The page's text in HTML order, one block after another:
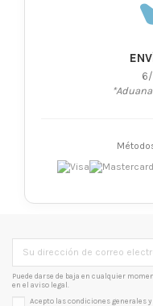
Puede darse de baja en cualquier
en el aviso legal.
Acepto las condiciones generales y